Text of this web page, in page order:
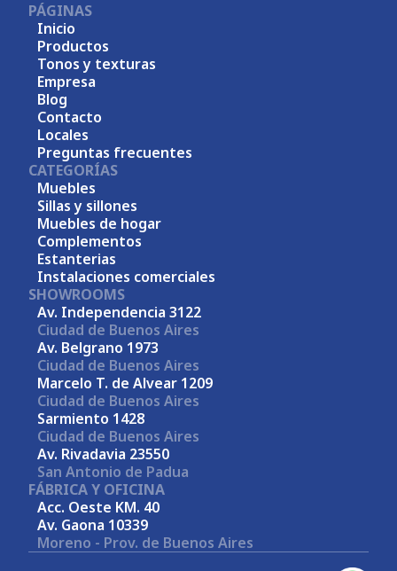
PÁGINAS
Inicio
Productos
Tonos y texturas
Empresa
Blog
Contacto
Locales
Preguntas frecuentes
CATEGORÍAS
Muebles
Sillas y sillones
Muebles de hogar
Complementos
Estanterias
Instalaciones comerciales
SHOWROOMS
Av. Independencia 3122
Ciudad de Buenos Aires
Av. Belgrano 1973
Ciudad de Buenos Aires
Marcelo T. de Alvear 1209
Ciudad de Buenos Aires
Sarmiento 1428
Ciudad de Buenos Aires
Av. Rivadavia 23550
San Antonio de Padua
FÁBRICA Y OFICINA
Acc. Oeste KM. 40
Av. Gaona 10339
Moreno - Prov. de Buenos Aires